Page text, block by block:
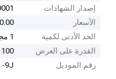
إصدار الشهادات
الأسعار
piece
الحد الأدنى لكمية
1 مجموعة
القدرة على العرض
100 مجموعة شهريا
رقم الموديل
9J- أنا